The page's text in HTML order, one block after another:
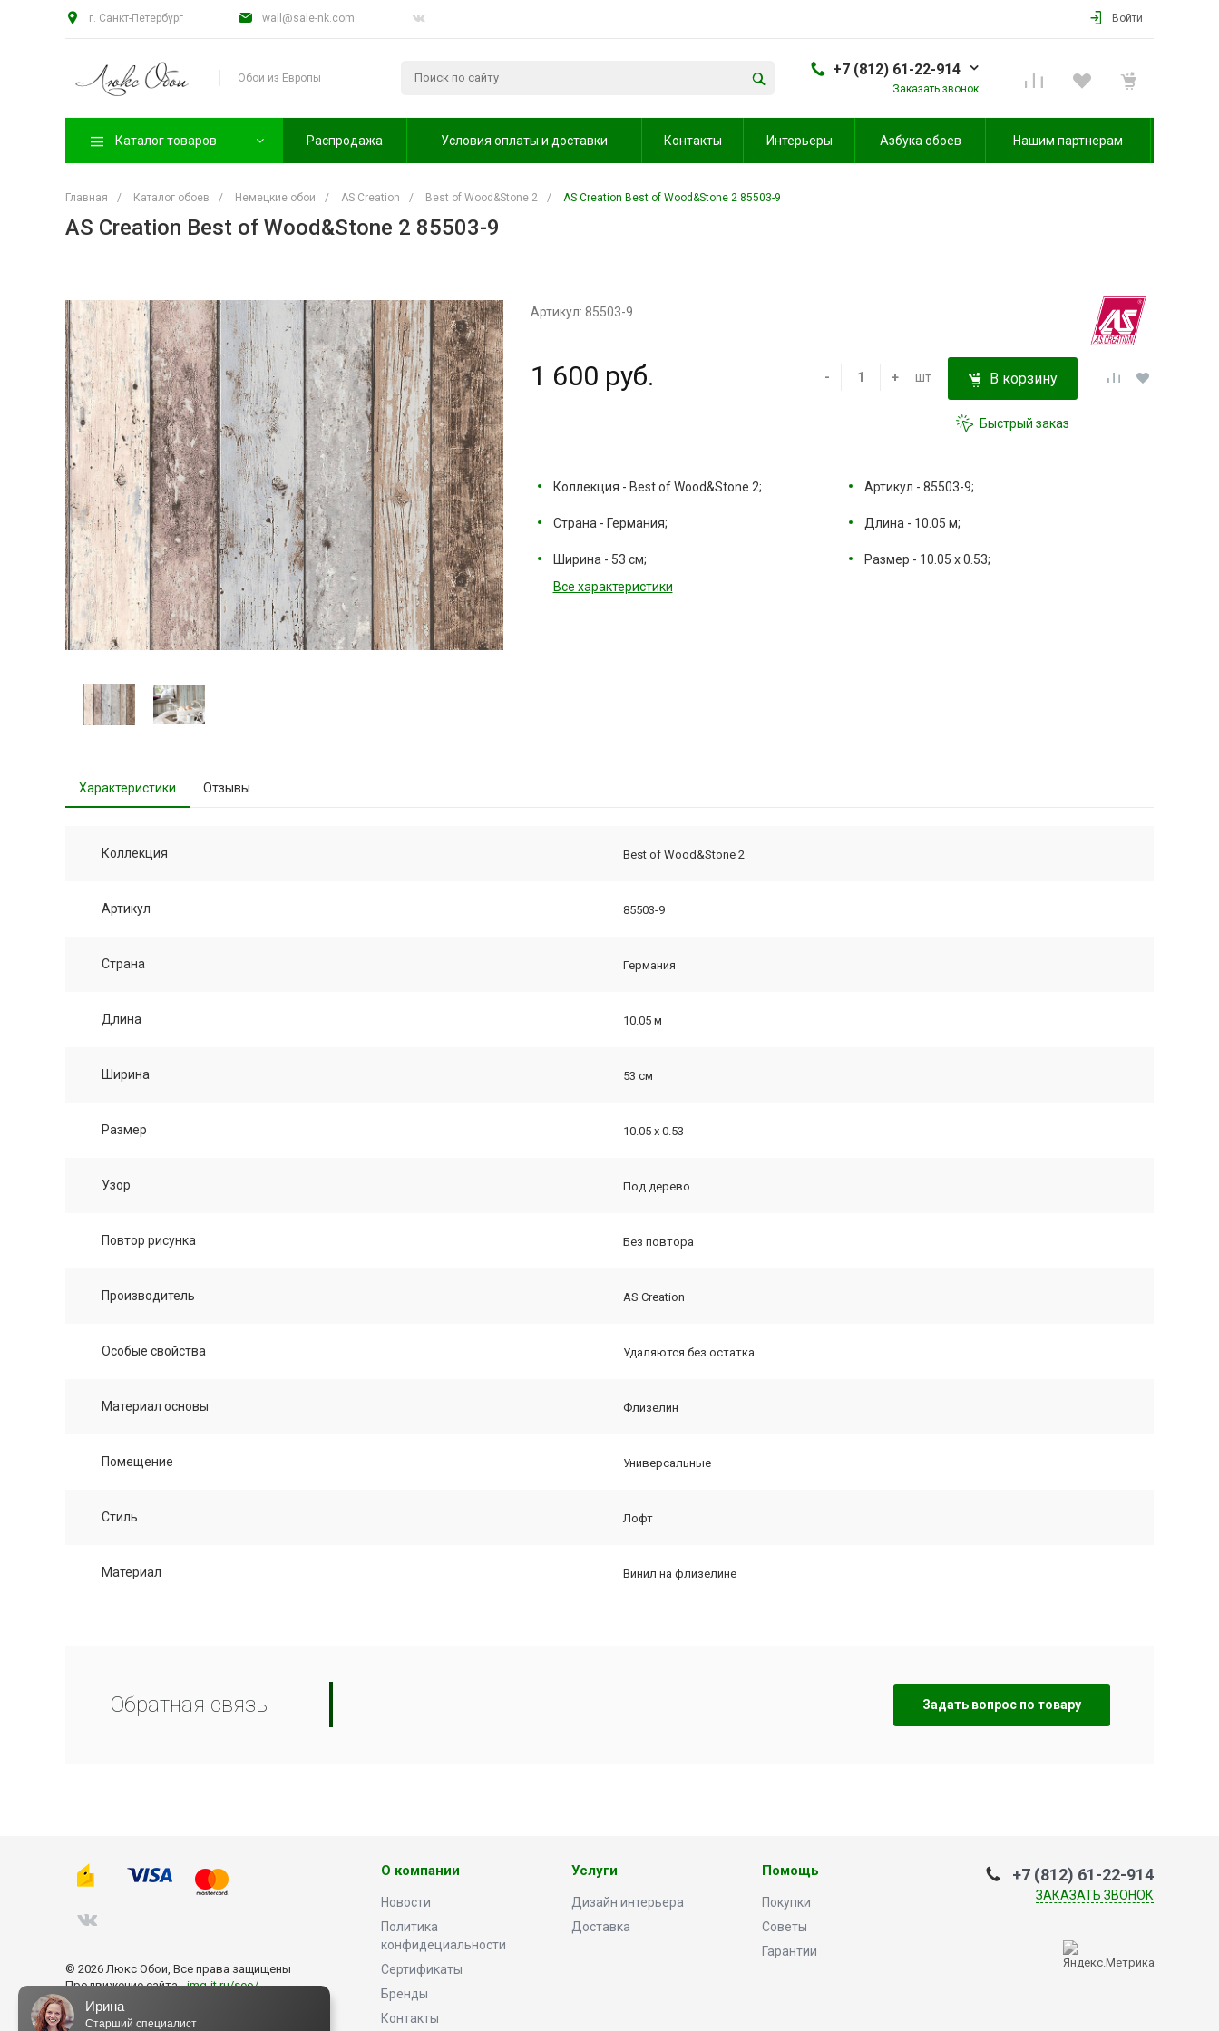
г. Санкт-Петербург wall@sale-nk.com Войти
Обои из Европы
+7 (812) 61-22-914
Заказать звонок
Каталог товаров Распродажа Условия оплаты и доставки Контакты Интерьеры Азбука обоев Нашим партнерам
Главная / Каталог обоев / Немецкие обои / AS Creation / Best of Wood&Stone 2 / AS Creation Best of Wood&Stone 2 85503-9
AS Creation Best of Wood&Stone 2 85503-9
Артикул: 85503-9
1 600 руб. - + шт В корзину
Быстрый заказ
Коллекция - Best of Wood&Stone 2; Артикул - 85503-9;
Страна - Германия; Длина - 10.05 м;
Ширина - 53 см;
Размер - 10.05 х 0.53;
Все характеристики
Характеристики Отзывы
Коллекция Best of Wood&Stone 2
Артикул 85503-9
Страна Германия
Длина 10.05 м
Ширина 53 см
Размер 10.05 х 0.53
Узор Под дерево
Повтор рисунка Без повтора
Производитель AS Creation
Особые свойства Удаляются без остатка
Материал основы Флизелин
Помещение Универсальные
Стиль Лофт
Материал Винил на флизелине
Обратная связь Задать вопрос по товару
© 2026 Люкс Обои, Все права защищены
Продвижение сайта -img-it.ru/seo/
О компании
Новости
Политика
конфидециальности
Сертификаты
Бренды
Контакты
Услуги
Дизайн интерьера
Доставка
Помощь
Покупки
Советы
Гарантии
+7 (812) 61-22-914
ЗАКАЗАТЬ ЗВОНОК
Ирина
Старший специалист